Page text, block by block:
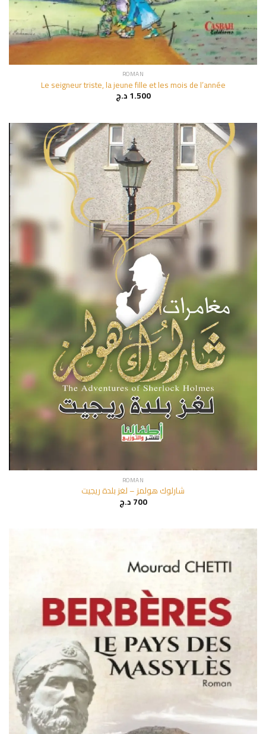
ROMAN
Le seigneur triste, la jeune fille et les mois de l’année
1.500د.ج
ROMAN
شارلوك هولمز – لغز بلدة ريجيت
700د.ج